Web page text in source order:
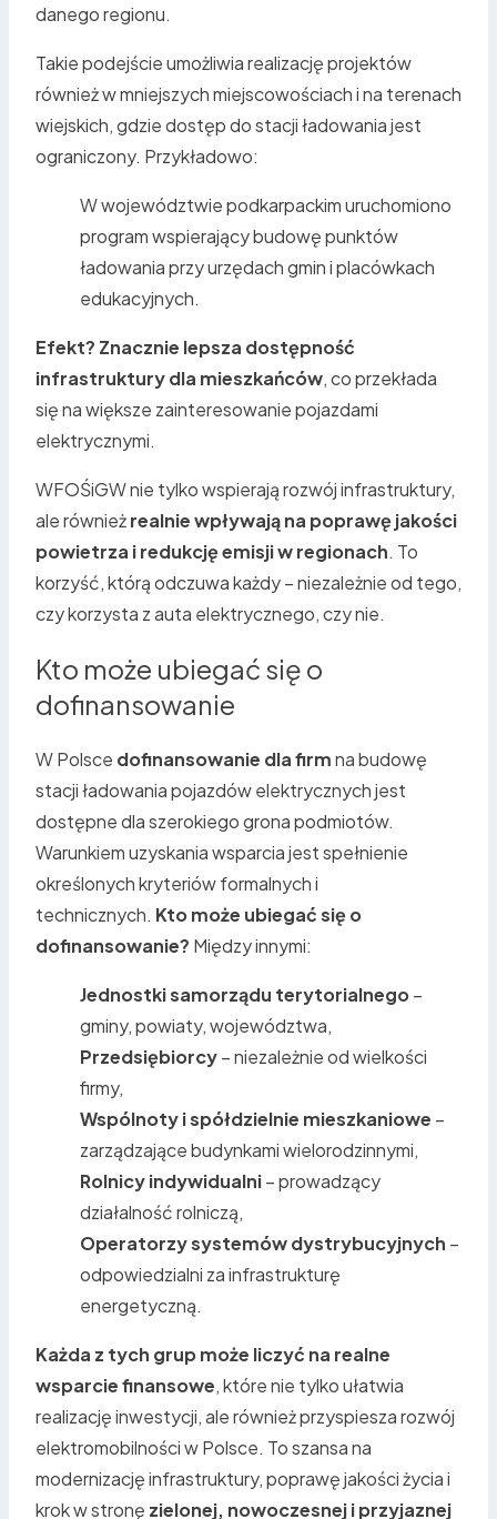
danego regionu.
Takie podejście umożliwia realizację projektów
również w mniejszych miejscowościach i na terenach
wiejskich, gdzie dostęp do stacji ładowania jest
ograniczony. Przykładowo:
W województwie podkarpackim uruchomiono
program wspierający budowę punktów
ładowania przy urzędach gmin i placówkach
edukacyjnych.
Efekt? Znacznie lepsza dostępność
infrastruktury dla mieszkańców, co przekłada
się na większe zainteresowanie pojazdami
elektrycznymi.
WFOŚiGW nie tylko wspierają rozwój infrastruktury,
ale równieżrealnie wpływają na poprawę jakości
powietrza i redukcję emisji w regionach. To
korzyść, którą odczuwa każdy – niezależnie od tego,
czy korzysta z auta elektrycznego, czy nie.
Kto może ubiegać się o
dofinansowanie
W Polsce dofinansowanie dla firmna budowę
stacji ładowania pojazdów elektrycznych jest
dostępne dla szerokiego grona podmiotów.
Warunkiem uzyskania wsparcia jest spełnienie
określonych kryteriów formalnych i
technicznych. Kto może ubiegać się o
dofinansowanie? Między innymi:
Jednostki samorządu terytorialnego–
gminy, powiaty, województwa,
Przedsiębiorcy– niezależnie od wielkości
firmy,
Wspólnoty i spółdzielnie mieszkaniowe –
zarządzające budynkami wielorodzinnymi,
Rolnicy indywidualni– prowadzący
działalność rolniczą,
Operatorzy systemów dystrybucyjnych –
odpowiedzialni za infrastrukturę
energetyczną.
Każda z tych grup może liczyć na realne
wsparcie finansowe, które nie tylko ułatwia
realizację inwestycji, ale również przyspiesza rozwój
elektromobilności w Polsce. To szansa na
modernizację infrastruktury, poprawę jakości życia i
krok w stronę zielonej, nowoczesnej i przyjaznej